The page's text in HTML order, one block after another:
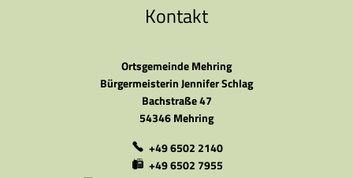
Kontakt
Ortsgemeinde Mehring
Bürgermeisterin Jennifer Schlag
Bachstraße 47
54346 Mehring
+49 6502 2140
+49 6502 7955